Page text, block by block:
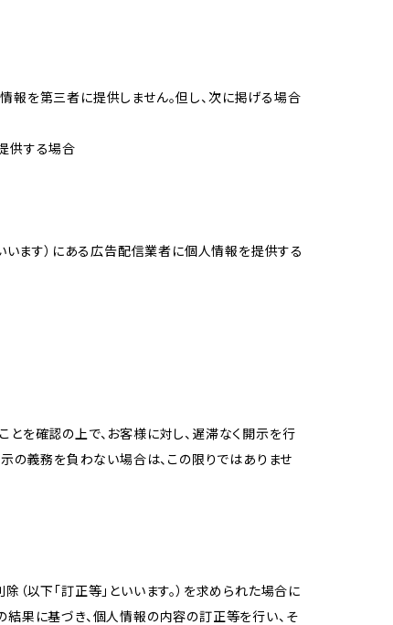
報を第三者に提供しません。但し、次に掲げる場合
供する場合
ます）にある広告配信業者に個人情報を提供する
を確認の上で、お客様に対し、遅滞なく開示を行
の義務を負わない場合は、この限りではありませ
以下「訂正等」といいます。）を求められた場合に
果に基づき、個人情報の内容の訂正等を行い、そ